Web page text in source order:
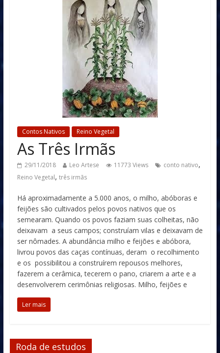
Contos Nativos Reino Vegetal
As Três Irmãs
29/11/2018 Leo Artese 11773 Views conto nativo,
Reino Vegetal, três irmãs
Há aproximadamente a 5.000 anos, o milho, abóboras e
feijões são cultivados pelos povos nativos que os
semearam. Quando os povos faziam suas colheitas, não
deixavam a seus campos; construíam vilas e deixavam de
ser nômades. A abundância milho e feijões e abóbora,
livrou povos das caças contínuas, deram o recolhimento
e os possibilitou a construírem repousos melhores,
fazerem a cerâmica, tecerem o pano, criarem a arte e a
desenvolverem cerimônias religiosas. Milho, feijões e
Ler mais
Roda de estudos